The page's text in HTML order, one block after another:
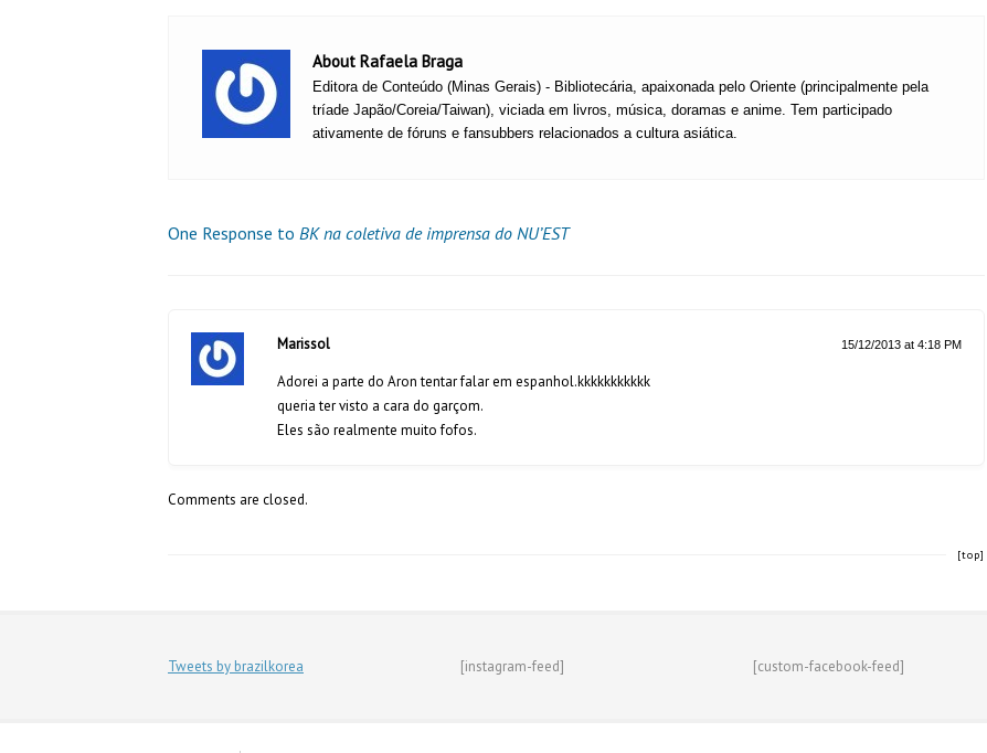
About Rafaela Braga
Editora de Conteúdo (Minas Gerais) - Bibliotecária, apaixonada pelo Oriente (principalmente pela
tríade Japão/Coreia/Taiwan), viciada em livros, música, doramas e anime. Tem participado
ativamente de fóruns e fansubbers relacionados a cultura asiática.
One Response to BK na coletiva de imprensa do NU’EST
Marissol 15/12/2013 at 4:18 PM
Adorei a parte do Aron tentar falar em espanhol.kkkkkkkkkkk
queria ter visto a cara do garçom.
Eles são realmente muito fofos.
Comments are closed.
[top]
Tweets by brazilkorea [instagram-feed] [custom-facebook-feed]